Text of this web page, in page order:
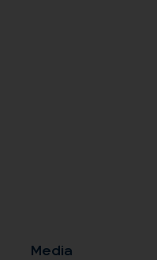
Me­dia